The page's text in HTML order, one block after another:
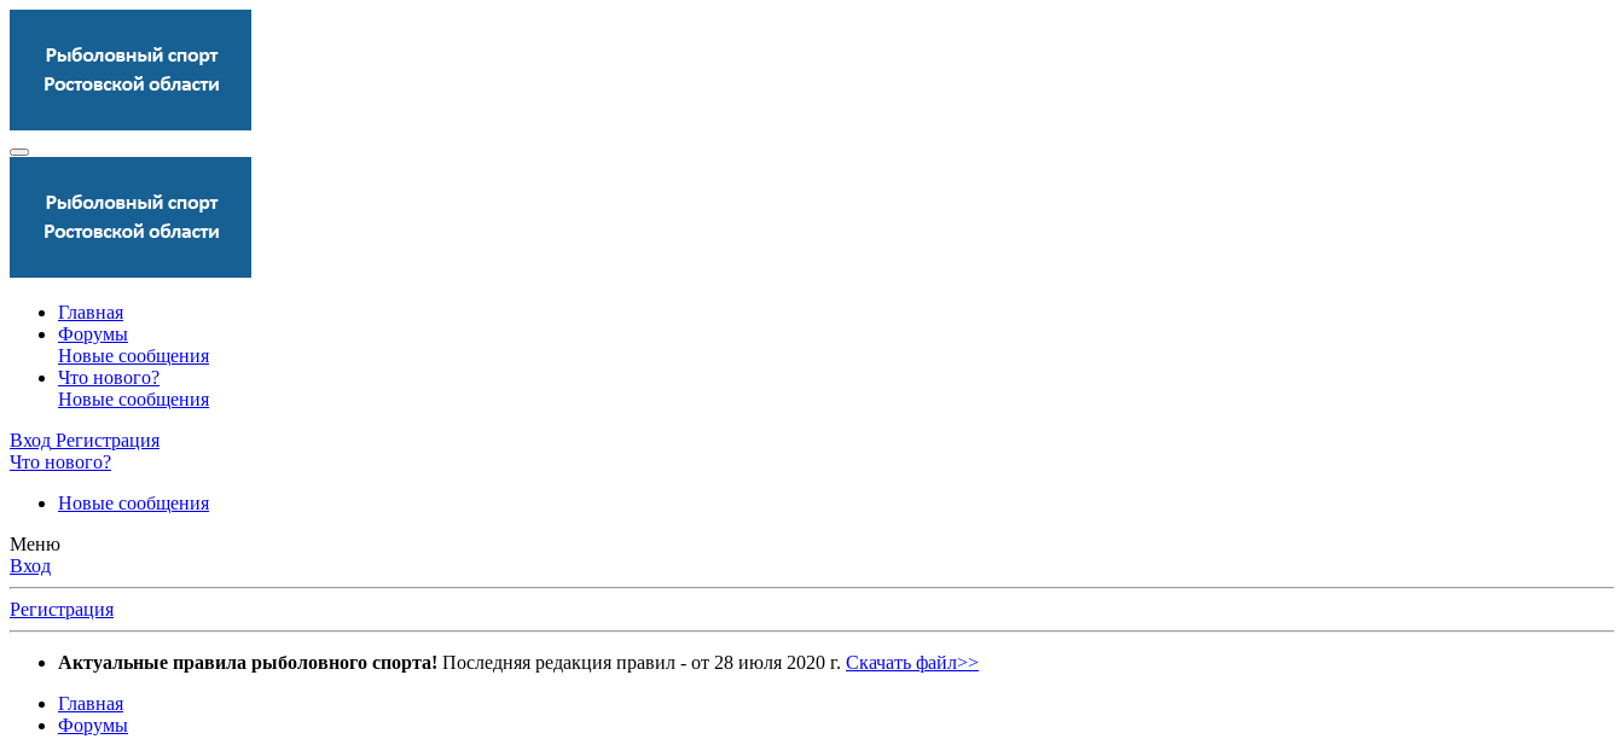
Главная
Форумы
Новые сообщения
Что нового?
Новые сообщения
Вход Регистрация
Что нового?
Новые сообщения
Меню
Вход
Регистрация
Актуальные правила рыболовного спорта! Последняя редакция правил - от 28 июля 2020 г. Скачать файл>>
Главная
Форумы